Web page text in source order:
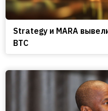
Strategy и MARA
BTC